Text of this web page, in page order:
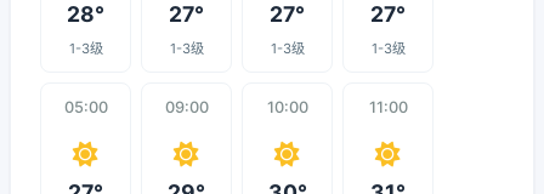
28°
1-3级
27°
1-3级
27°
1-3级
27°
1-3级
05:00 09:00 10:00 11:00